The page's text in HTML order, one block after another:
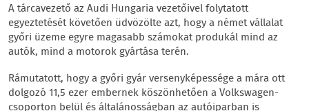
A tárcavezető az Audi Hungaria vezetőivel folytatott
egyeztetését követően üdvözölte azt, hogy a német vállalat
győri üzeme egyre magasabb számokat produkál mind az
autók, mind a motorok gyártása terén.
Rámutatott, hogy a győri gyár versenyképessége a mára ott
dolgozó 11,5 ezer embernek köszönhetően a Volkswagen-
csoporton belül és általánosságban az autóiparban is